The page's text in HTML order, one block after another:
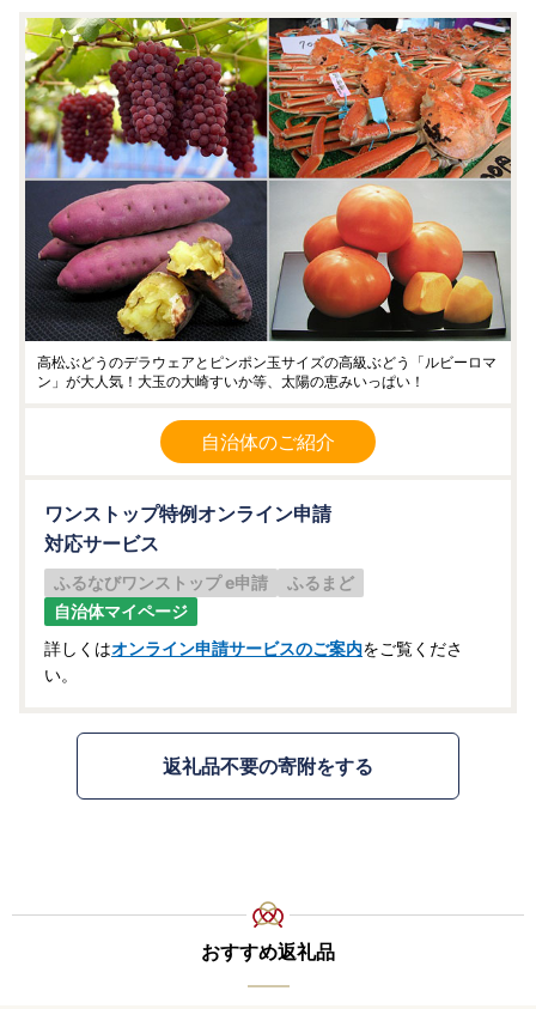
高松ぶどうのデラウェアとピンポン玉サイズの高級ぶどう「ルビーロマ
ン」が大人気！大玉の大崎すいか等、太陽の恵みいっぱい！
自治体のご紹介
ワンストップ特例オンライン申請
対応サービス
ふるなびワンストップ e申請
ふるまど
自治体マイページ
詳しくはオンライン申請サービスのご案内をご覧くださ
い。
返礼品不要の寄附をする
おすすめ返礼品